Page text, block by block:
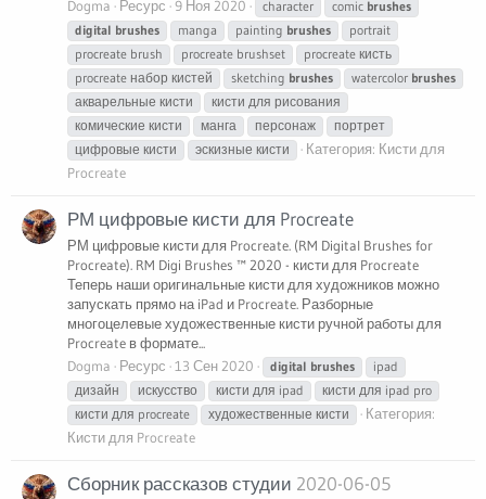
Dogma
Ресурс 9 Ноя 2020 character comic brushes
digital brushes manga painting brushes
portrait
procreate brush
procreate brushset
procreate кисть
procreate набор кистей
sketching brushes watercolor brushes
акварельные кисти
кисти для рисования
комические кисти
манга персонаж
портрет
цифровые кисти
эскизные кисти Категория: Кисти для
Procreate
РМ цифровые кисти для Procreate
РМ цифровые кисти для Procreate. (RM Digital Brushes for
Procreate). RM Digi Brushes ™ 2020 - кисти для Procreate
Теперь наши оригинальные кисти для художников можно
запускать прямо на iPad и Procreate. Разборные
многоцелевые художественные кисти ручной работы для
Procreate в формате...
Dogma
Ресурс 13 Сен 2020 digital brushes
ipad
дизайн
искусство кисти для ipad
кисти для ipad pro
кисти для procreate
художественные кисти
Категория:
Кисти для Procreate
Сборник рассказов студии 2020-06-05